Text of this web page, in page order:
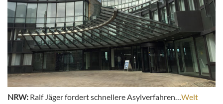
NRW: Ralf Jäger fordert schnellere Asylverfahren… Welt